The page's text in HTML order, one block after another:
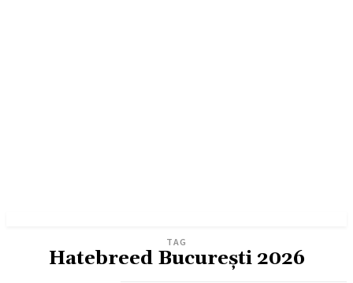
TAG
Hatebreed București 2026